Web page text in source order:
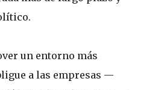
un entorno más
a las empresas —